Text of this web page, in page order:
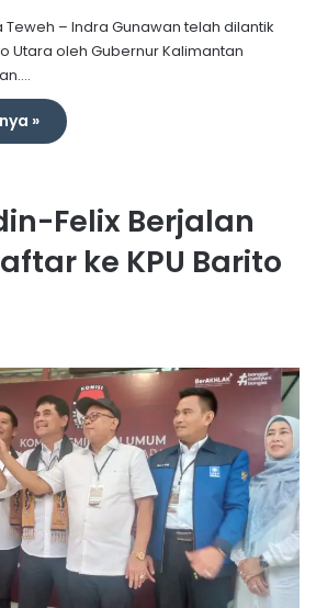
Teweh – Indra Gunawan telah dilantik
Utara oleh Gubernur Kalimantan
»
Felix Berjalan
ke KPU Barito